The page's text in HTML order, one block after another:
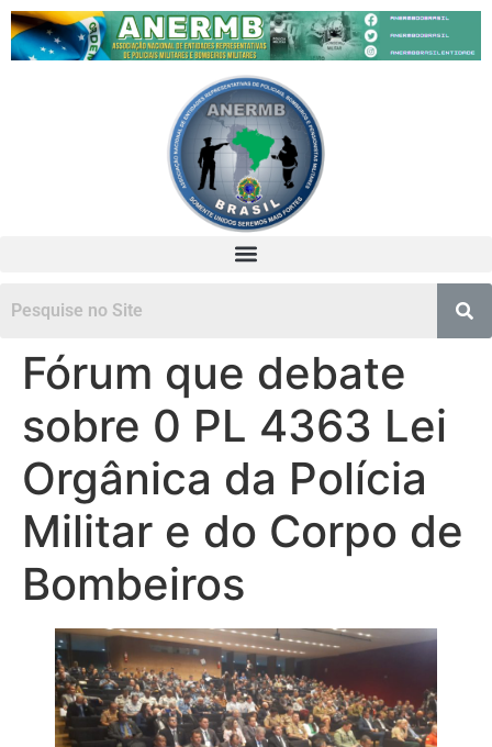
Fórum que debate
sobre 0 PL 4363 Lei
Orgânica da Polícia
Militar e do Corpo de
Bombeiros